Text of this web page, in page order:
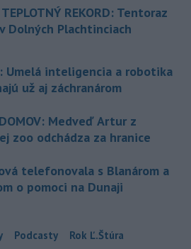
REKORD: Tentoraz
Dolných Plachtinciach
Umelá inteligencia a robotika
už aj záchranárom
Medveď Artur z
zoo odchádza za hranice
telefonovala s Blanárom a
o pomoci na Dunaji
Podcasty Rok Ľ.Štúra